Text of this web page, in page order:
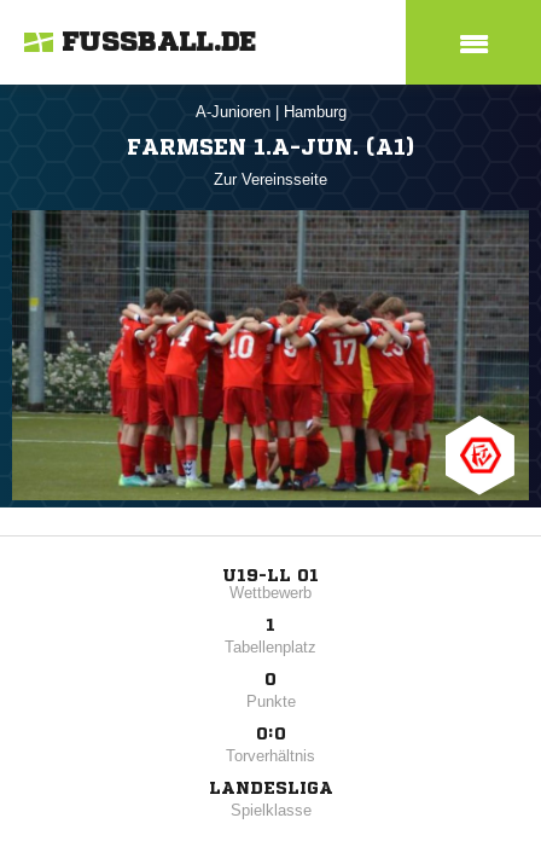
FUSSBALL.DE
A-Junioren Hamburg
FARMSEN 1.A-JUN. (A1)
Zur Vereinsseite
U19-LL 01
Wettbewerb
1
Tabellenplatz
0
Punkte
0:0
Torverhältnis
LANDESLIGA
Spielklasse